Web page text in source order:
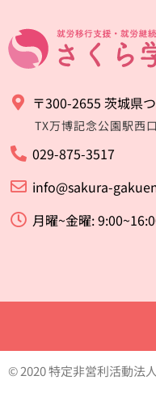
〒300-2655 茨城県
TX万博記念公園駅西
029-875-3517
info@sakura-
月曜~金曜:
© 2020 特定非営利活動法